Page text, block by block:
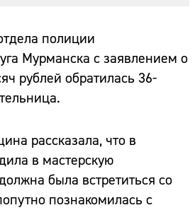
полиции
Мурманска с заявлением о
рублей обратилась 36-
рассказала, что в
в мастерскую
была встретиться со
познакомилась с